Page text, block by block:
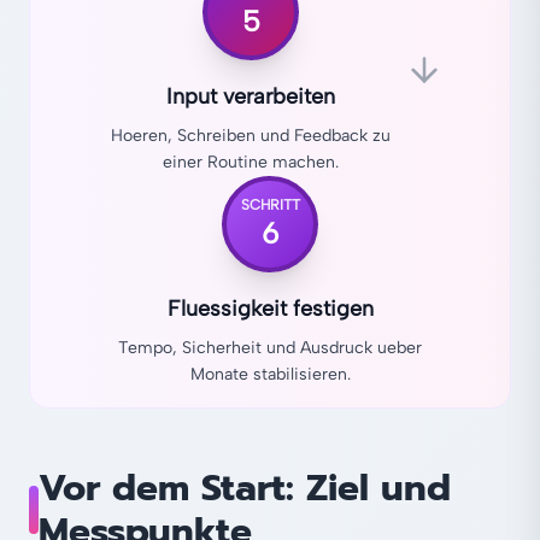
5
Input verarbeiten
Hoeren, Schreiben und Feedback zu
einer Routine machen.
SCHRITT
6
Fluessigkeit festigen
Tempo, Sicherheit und Ausdruck ueber
Monate stabilisieren.
Vor dem Start: Ziel und